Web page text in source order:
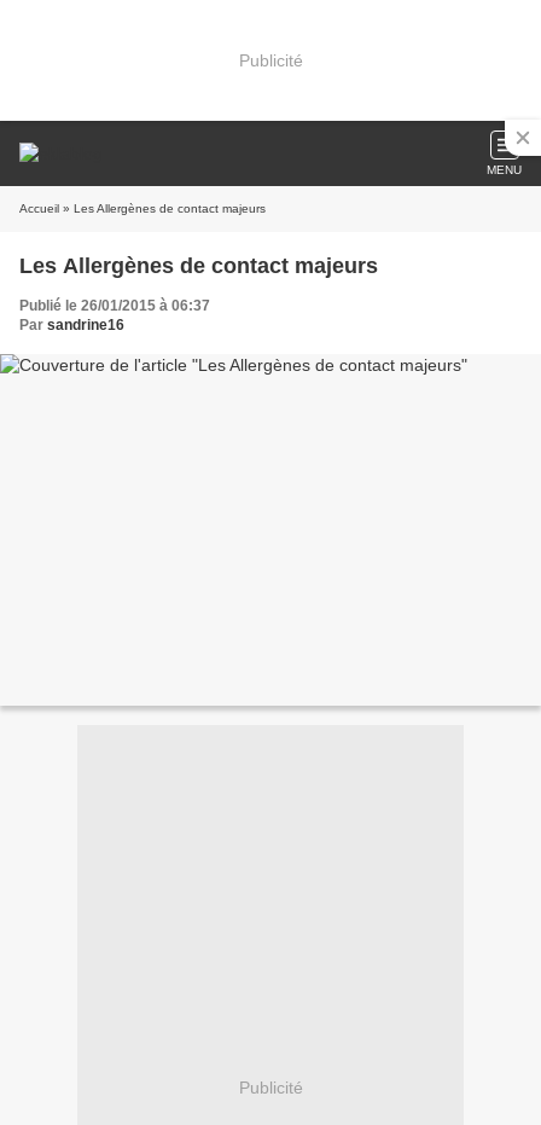
Publicité
MENU
Accueil » Les Allergènes de contact majeurs
Les Allergènes de contact majeurs
Publié le 26/01/2015 à 06:37
Par sandrine16
Publicité